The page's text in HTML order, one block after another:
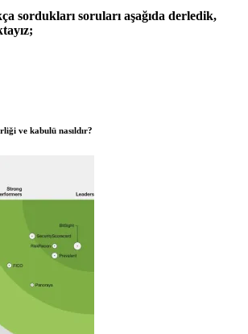
sordukları soruları aşağıda derledik,
ve kabulü nasıldır?